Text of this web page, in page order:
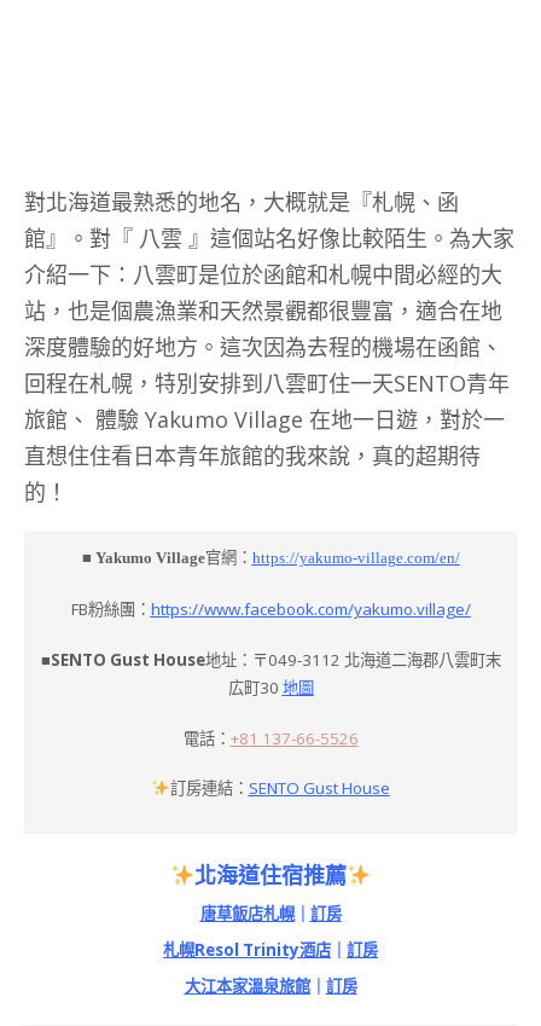
對北海道最熟悉的地名，大概就是『札幌、函
館』。對『 八雲 』這個站名好像比較陌生。為大家
介紹一下：八雲町是位於函館和札幌中間必經的大
站，也是個農漁業和天然景觀都很豐富，適合在地
深度體驗的好地方。這次因為去程的機場在函館、
回程在札幌，特別安排到八雲町住一天SENTO青年
旅館、 體驗 Yakumo Village 在地一日遊，對於一
直想住住看日本青年旅館的我來說，真的超期待
的！
■ Yakumo Village官網： https://yakumo-village.com/en/
FB粉絲團： https://www.facebook.com/yakumo.village/
■SENTO Gust House地址：〒049-3112 北海道二海郡八雲町末
広町30 地圖
電話： +81 137-66-5526
訂房連結： SENTO Gust House
北海道住宿推薦
唐草飯店札幌｜ 訂房
札幌Resol Trinity酒店
訂房
大江本家溫泉旅館｜ 訂房